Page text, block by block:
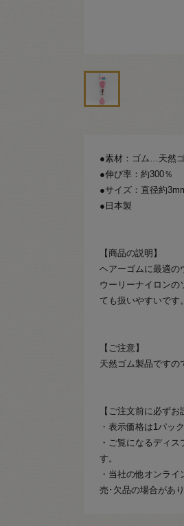
●素材：ゴム…天
●伸び率：約300％
●サイズ：直径約
●日本製
【商品の説明】
ヘアーゴムに最適の
ウーリーナイロンの
ても扱いやすいです。
【ご注意】
天然ゴム製品ですの
【ご注文前に必ずお
・表示価格は1パッ
・ご覧になるディ
す。
・当社の他オンラ
売･欠品の場合があ